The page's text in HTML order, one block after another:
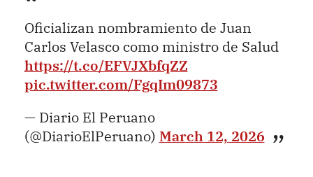
Oficializan nombramiento de Juan
Carlos Velasco como ministro de Salud
https://t.co/EFVJXbfqZZ
pic.twitter.com/FgqIm09873
— Diario El Peruano
(@DiarioElPeruano) March 12, 2026